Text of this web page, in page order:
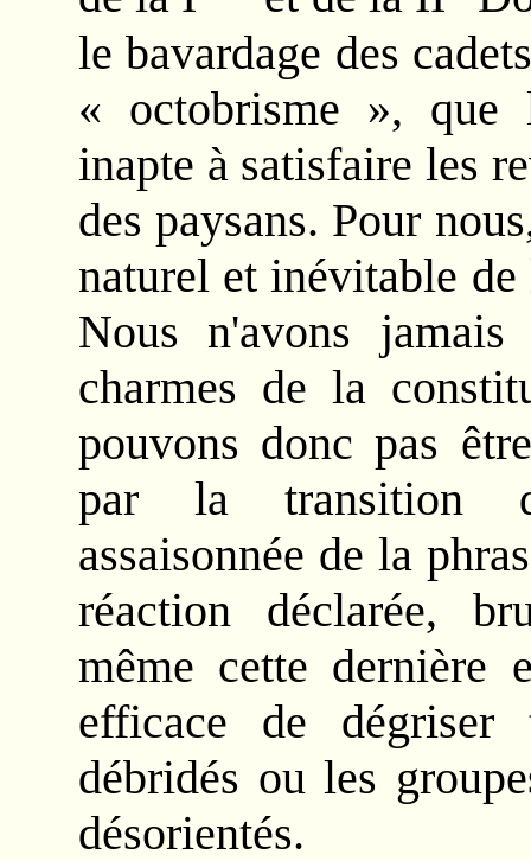
le bavardage des
« octobrisme », que
inapte à satisfaire les
des paysans. Pour
naturel et inévitable
Nous n'avons
charmes de la
pouvons donc pas
par la transition
assaisonnée de la
réaction déclarée,
même cette dernière
efficace de dégriser
débridés ou les
désorientés.